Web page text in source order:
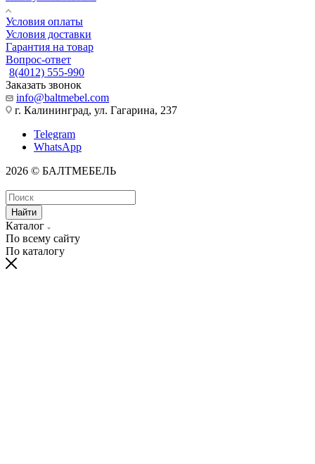
Условия оплаты
Условия доставки
Гарантия на товар
Вопрос-ответ
8(4012) 555-990
Заказать звонок
info@baltmebel.com
г. Калининград, ул. Гагарина, 237
Telegram
WhatsApp
2026 © БАЛТМЕБЕЛЬ
Найти
Каталог
По всему сайту
По каталогу